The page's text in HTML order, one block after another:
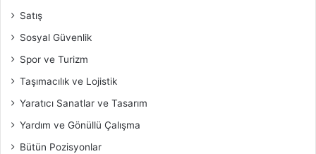
Satış
Sosyal Güvenlik
Spor ve Turizm
Taşımacılık ve Lojistik
Yaratıcı Sanatlar ve Tasarım
Yardım ve Gönüllü Çalışma
Bütün Pozisyonlar